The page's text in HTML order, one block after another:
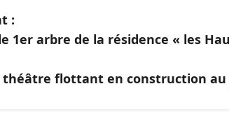
:
1er arbre de la résidence « les
théâtre flottant en construction au